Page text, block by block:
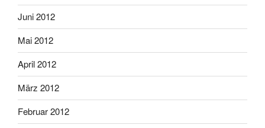
Juni 2012
Mai 2012
April 2012
März 2012
Februar 2012